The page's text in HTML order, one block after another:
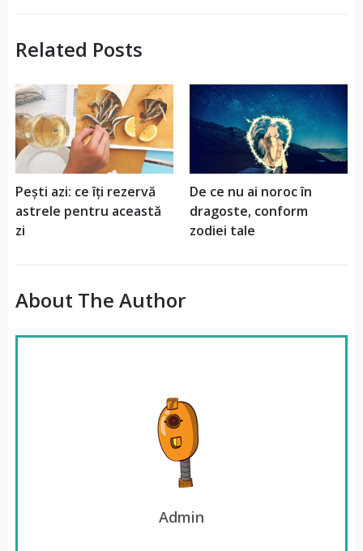
Related Posts
Pești azi: ce îți rezervă
astrele pentru această
zi
De ce nu ai noroc în
dragoste, conform
zodiei tale
About The Author
Admin